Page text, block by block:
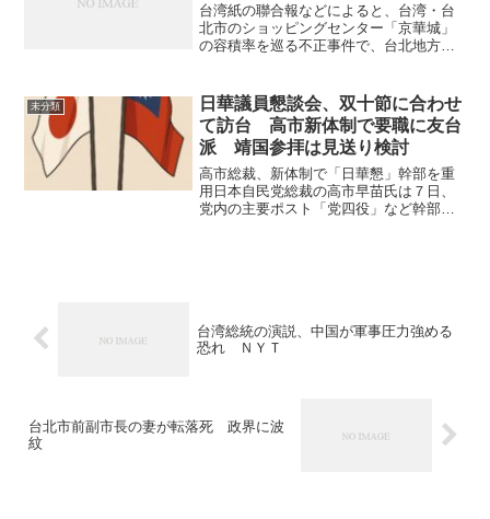
台湾紙の聯合報などによると、台湾・台
北市のショッピングセンター「京華城」
の容積率を巡る不正事件で、台北地方法
台湾民衆党主席で前台北市長の柯文哲氏
に自宅を家宅捜索した...
未分類
日華議員懇談会、双十節に合わせ
て訪台 高市新体制で要職に友台
派 靖国参拝は見送り検討
高市総裁、新体制で「日華懇」幹部を重
用日本自民党総裁の高市早苗氏は７日、
党内の主要ポスト「党四役」など幹部人
台湾総統の演説、中国が軍事圧力強める
恐れ ＮＹＴ
台北市前副市長の妻が転落死 政界に波
紋